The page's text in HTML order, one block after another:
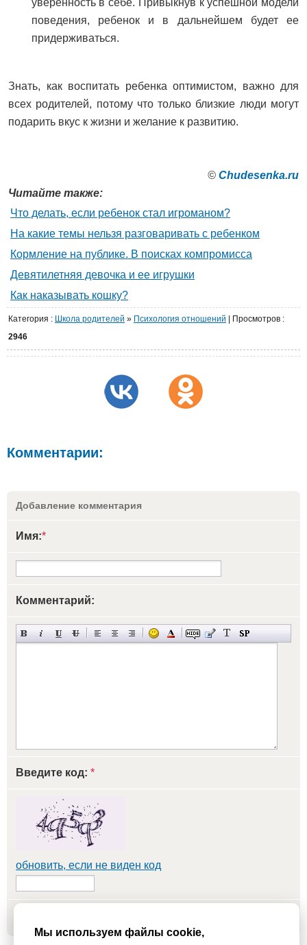
поведения, ребенок и в дальнейшем будет ее
придерживаться.
Знать, как воспитать ребенка оптимистом, важно для
всех родителей, потому что только близкие люди могут
подарить вкус к жизни и желание к развитию.
© Сhudesenka.ru
Читайте также:
Что делать, если ребенок стал игроманом?
На какие темы нельзя разговаривать с ребенком
Кормление на публике. В поисках компромисса
Девятилетняя девочка и ее игрушки
Как наказывать кошку?
Категория : Школа родителей » Психология отношений Просмотров :
2946
Комментарии:
Добавление комментария
Имя:*
Комментарий:
Введите код: *
обновить, если не виден код
Мы используем файлы cookie,